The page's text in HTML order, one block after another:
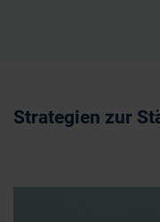
Strategien zur